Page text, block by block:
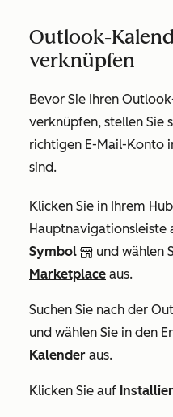
Outlook-
verknüpfen
Bevor Sie Ihren
verknüpfen, stellen Sie
richtigen E-Mail-Konto
sind.
Klicken Sie in Ihrem
Hauptnavigationsleiste
Symbol
und wählen
Marketplace aus.
Suchen Sie nach der
und wählen Sie in den
Kalender aus.
Klicken Sie auf